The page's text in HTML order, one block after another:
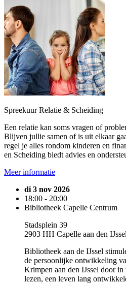
Spreekuur Relatie & Scheiding
Een relatie kan soms vragen of
Blijven jullie samen of is uit elkaar
regel je alles rondom kinderen en
en Scheiding biedt advies en
Meer informatie
di 3 nov 2026
18:00 - 20:00
Bibliotheek Capelle Centrum
Stadsplein 39
2903 HH Capelle aan den IJssel
Bibliotheek aan de IJssel
de persoonlijke ontwikkeling
Krimpen aan den IJssel door in
lezen, een leven lang